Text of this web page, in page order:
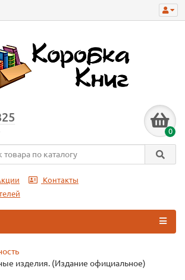
0
Контакты
изделия. (Издание официальное)